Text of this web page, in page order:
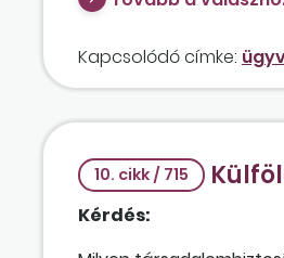
Kapcsolódó címke:
10. cikk / 715
Kérdés: